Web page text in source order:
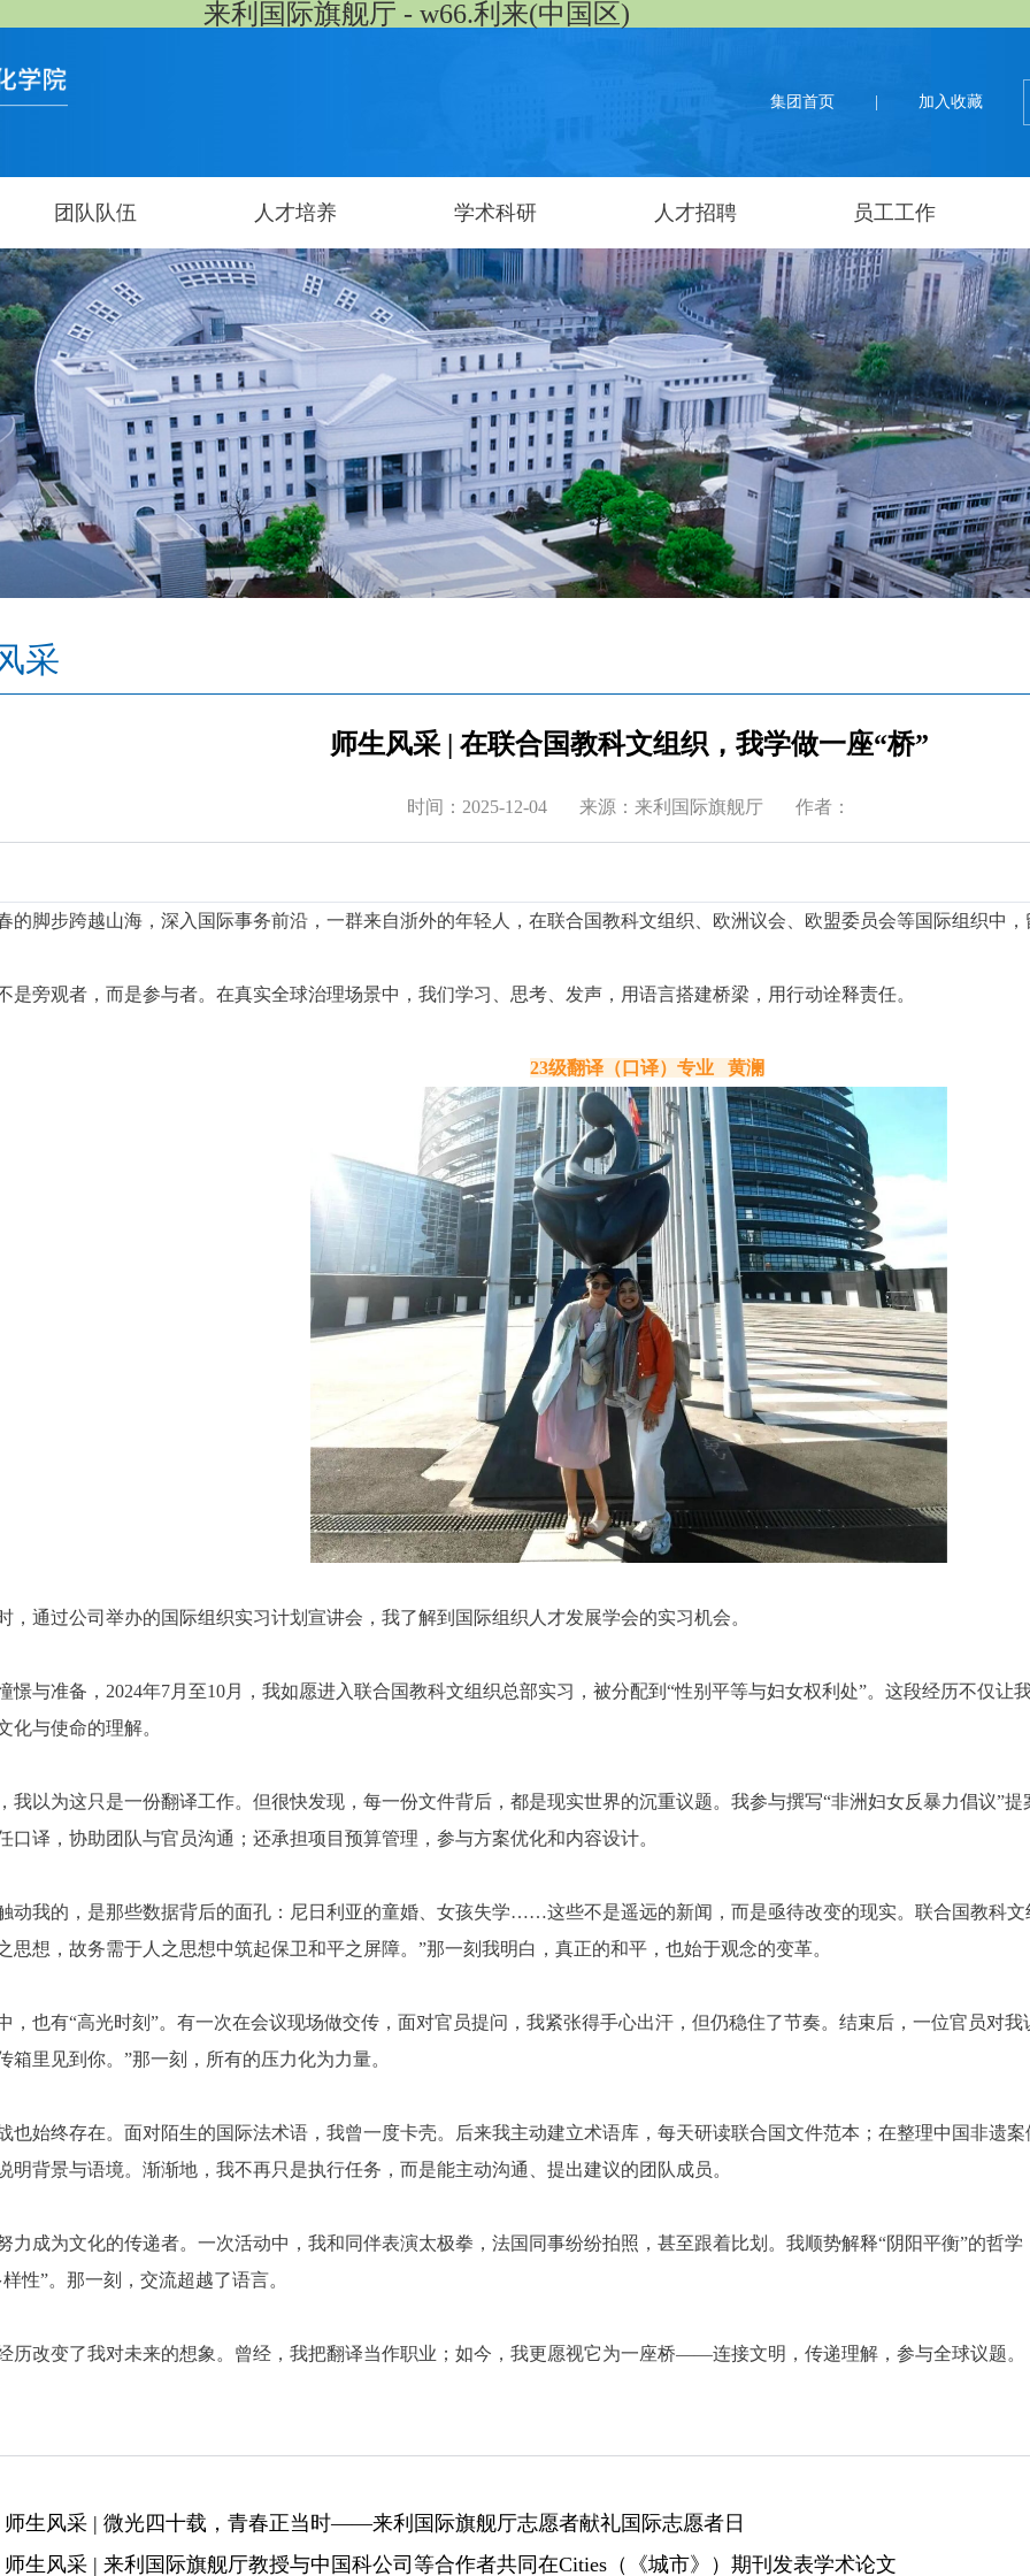
来利国际旗舰厅 - w66.利来(中国区)
集团首页 加入收藏
团队队伍 人才培养 学术科研 人才招聘 员工工作
采
师生风采 | 在联合国教科文组织，我学做一座“桥”
时间：2025-12-04 来源：来利国际旗舰厅 作者：
的脚步跨越山海，深入国际事务前沿，一群来自浙外的年轻人，在联合国教科文组织、欧洲议会、欧盟委员会等国际组织中
是旁观者，而是参与者。在真实全球治理场景中，我们学习、思考、发声，用语言搭建桥梁，用行动诠释责任。
23级翻译（口译）专业   黄澜
，通过公司举办的国际组织实习计划宣讲会，我了解到国际组织人才发展学会的实习机会。
憬与准备，2024年7月至10月，我如愿进入联合国教科文组织总部实习，被分配到“性别平等与妇女权利处”。这段经历不仅让
化与使命的理解。
我以为这只是一份翻译工作。但很快发现，每一份文件背后，都是现实世界的沉重议题。我参与撰写“非洲妇女反暴力倡议”
口译，协助团队与官员沟通；还承担项目预算管理，参与方案优化和内容设计。
动我的，是那些数据背后的面孔：尼日利亚的童婚、女孩失学……这些不是遥远的新闻，而是亟待改变的现实。联合国教科
思想，故务需于人之思想中筑起保卫和平之屏障。”那一刻我明白，真正的和平，也始于观念的变革。
，也有“高光时刻”。有一次在会议现场做交传，面对官员提问，我紧张得手心出汗，但仍稳住了节奏。结束后，一位官员对
箱里见到你。”那一刻，所有的压力化为力量。
也始终存在。面对陌生的国际法术语，我曾一度卡壳。后来我主动建立术语库，每天研读联合国文件范本；在整理中国非遗
明背景与语境。渐渐地，我不再只是执行任务，而是能主动沟通、提出建议的团队成员。
力成为文化的传递者。一次活动中，我和同伴表演太极拳，法国同事纷纷拍照，甚至跟着比划。我顺势解释“阴阳平衡”的哲
性”。那一刻，交流超越了语言。
历改变了我对未来的想象。曾经，我把翻译当作职业；如今，我更愿视它为一座桥——连接文明，传递理解，参与全球议题。
师生风采 | 微光四十载，青春正当时——​来利国际旗舰厅志愿者献礼国际志愿者日
师生风采 | ​来利国际旗舰厅教授与中国科公司等合作者共同在Cities（《城市》）期刊发表学术论文